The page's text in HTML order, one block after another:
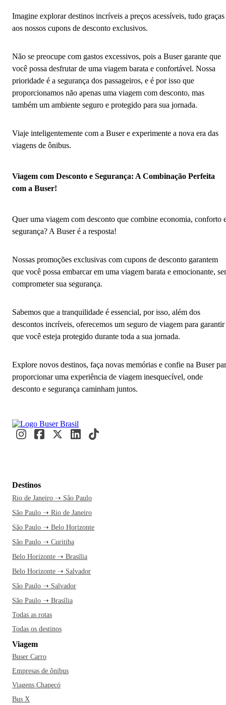
Imagine explorar destinos incríveis a preços acessíveis, tudo graças
aos nossos cupons de desconto exclusivos.
Não se preocupe com gastos excessivos, pois a Buser garante que
você possa desfrutar de uma viagem barata e confortável. Nossa
prioridade é a segurança dos passageiros, e é por isso que
proporcionamos não apenas uma viagem com desconto, mas
também um ambiente seguro e protegido para sua jornada.
Viaje inteligentemente com a Buser e experimente a nova era das
viagens de ônibus.
Viagem com Desconto e Segurança: A Combinação Perfeita
com a Buser!
Quer uma viagem com desconto que combine economia, conforto
segurança? A Buser é a resposta!
Nossas promoções exclusivas com cupons de desconto garantem
que você possa embarcar em uma viagem barata e emocionante,
comprometer sua segurança.
Sabemos que a tranquilidade é essencial, por isso, além dos
descontos incríveis, oferecemos um seguro de viagem para garantir
que você esteja protegido durante toda a sua jornada.
Explore novos destinos, faça novas memórias e confie na Buser
proporcionar uma experiência de viagem inesquecível, onde
desconto e segurança caminham juntos.
Destinos
Rio de Janeiro ➝ São Paulo
São Paulo ➝ Rio de Janeiro
São Paulo ➝ Belo Horizonte
São Paulo ➝ Curitiba
Belo Horizonte ➝ Brasília
Belo Horizonte ➝ Salvador
São Paulo ➝ Salvador
São Paulo ➝ Brasília
Todas as rotas
Todas os destinos
Viagem
Buser Carro
Empresas de ônibus
Viagens Chapecó
Bus X